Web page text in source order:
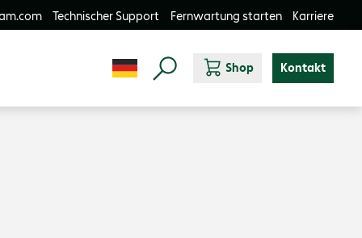
Technischer Support Fernwartung starten Karriere
Shop Kontakt